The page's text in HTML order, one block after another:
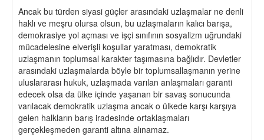
Ancak bu türden siyasi güçler arasındaki uzlaşmalar ne denli
haklı ve meşru olursa olsun, bu uzlaşmaların kalıcı barışa,
demokrasiye yol açması ve işçi sınıfının sosyalizm uğrundaki
mücadelesine elverişli koşullar yaratması, demokratik
uzlaşmanın toplumsal karakter taşımasına bağlıdır. Devletler
arasındaki uzlaşmalarda böyle bir toplumsallaşmanın yerine
uluslararası hukuk, uzlaşmada varılan anlaşmaları garanti
edecek olsa da ülke içinde yaşanan bir savaş sonucunda
varılacak demokratik uzlaşma ancak o ülkede karşı karşıya
gelen halkların barış iradesinde ortaklaşmaları
gerçekleşmeden garanti altına alınamaz.